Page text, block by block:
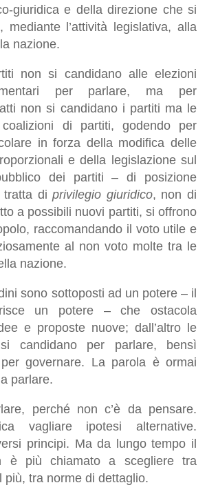
giuridica e della direzione che si
mediante l’attività legislativa, alla
nazione.
non si candidano alle elezioni
per parlare, ma per
non si candidano i partiti ma le
di partiti, godendo per
in forza della modifica delle
e della legislazione sul
dei partiti – di posizione
tratta diprivilegio giuridico, non di
a possibili nuovi partiti, si offrono
raccomandando il voto utile e
al non voto molte tra le
nazione.
sono sottoposti ad un potere – il
un potere – che ostacola
e proposte nuove; dall’altro le
candidano per parlare, bensì
governare. La parola è ormai
parlare.
perché non c’è da pensare.
vagliare ipotesi alternative.
principi. Ma da lungo tempo il
è più chiamato a scegliere tra
più, tra norme di dettaglio.